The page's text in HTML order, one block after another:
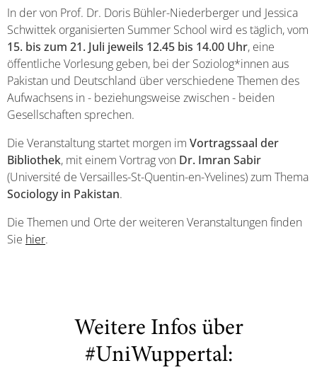
In der von Prof. Dr. Doris Bühler-Niederberger und Jessica
Schwittek organisierten Summer School wird es täglich, vom
15. bis zum 21. Juli jeweils 12.45 bis 14.00 Uhr, eine
öffentliche Vorlesung geben, bei der Soziolog*innen aus
Pakistan und Deutschland über verschiedene Themen des
Aufwachsens in - beziehungsweise zwischen - beiden
Gesellschaften sprechen.
Die Veranstaltung startet morgen im Vortragssaal der
Bibliothek, mit einem Vortrag von Dr. Imran Sabir
(Université de Versailles-St-Quentin-en-Yvelines) zum Thema
Sociology in Pakistan.
Die Themen und Orte der weiteren Veranstaltungen finden
Sie hier.
Weitere Infos über
#UniWuppertal: